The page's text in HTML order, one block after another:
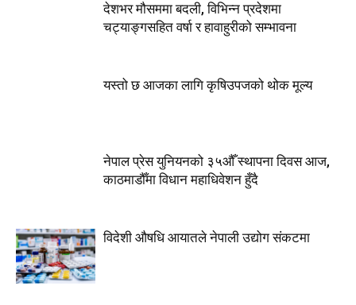
देशभर मौसममा बदली, विभिन्न प्रदेशमा
चट्याङ्गसहित वर्षा र हावाहुरीको सम्भावना
यस्तो छ आजका लागि कृषिउपजको थोक मूल्य
नेपाल प्रेस युनियनको ३५औँ स्थापना दिवस आज,
काठमाडौँमा विधान महाधिवेशन हुँदै
विदेशी औषधि आयातले नेपाली उद्योग संकटमा